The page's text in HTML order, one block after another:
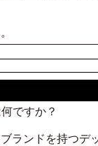
ですか？
ランドを持つ